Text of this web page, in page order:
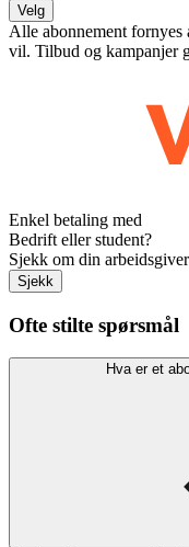
Velg
Alle abonnement
vil. Tilbud og kampanjer
Enkel betaling med
Bedrift eller student?
Sjekk om din
Sjekk
Ofte stilte spørsmål
Hva er et